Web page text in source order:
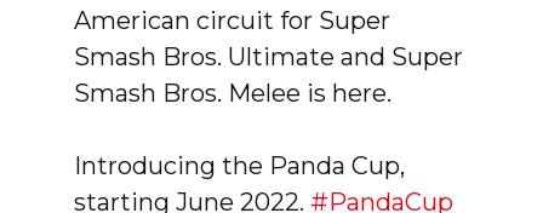
American circuit for Super
Smash Bros. Ultimate and Super
Smash Bros. Melee is here.
Introducing the Panda Cup,
starting June 2022. #PandaCup